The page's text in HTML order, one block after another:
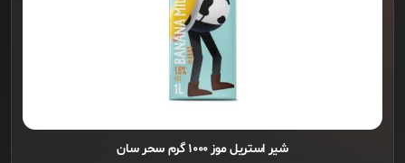
شیر استریل موز ۱۰۰۰ گرم سحر سان